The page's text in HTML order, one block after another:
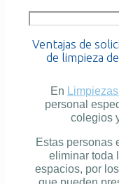
Ventajas de
de limpieza
En
personal
colegios
Estas personas
eliminar toda
espacios, por